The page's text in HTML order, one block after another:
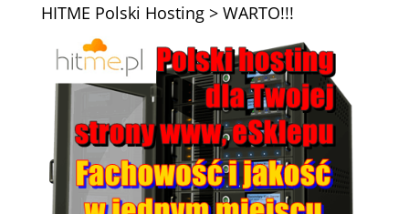
HITME Polski Hosting > WARTO!!!